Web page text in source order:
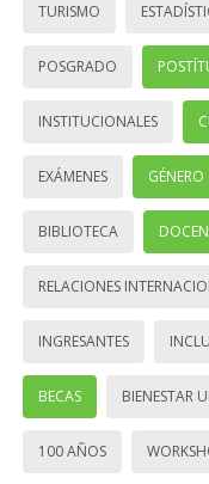
TURISMO
POSGRADO
INSTITUCIONALES
EXÁMENES GÉNERO
BIBLIOTECA
RELACIONES
INGRESANTES
BECAS BIENESTAR
100 AÑOS